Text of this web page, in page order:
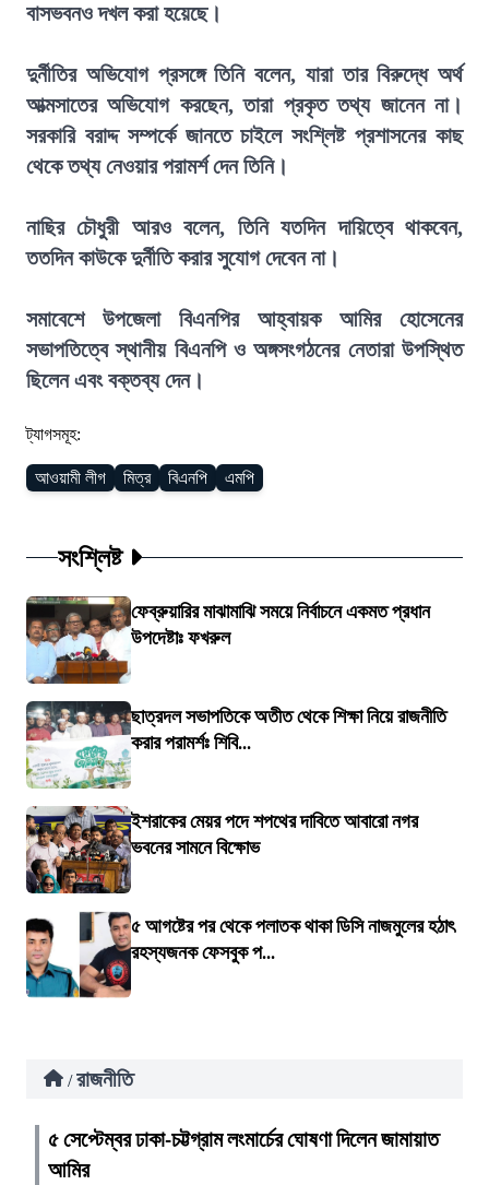
বাসভবনও দখল করা হয়েছে।
দুর্নীতির অভিযোগ প্রসঙ্গে তিনি বলেন, যারা তার বিরুদ্ধে অর্থ
আত্মসাতের অভিযোগ করছেন, তারা প্রকৃত তথ্য জানেন না।
সরকারি বরাদ্দ সম্পর্কে জানতে চাইলে সংশ্লিষ্ট প্রশাসনের কাছ
থেকে তথ্য নেওয়ার পরামর্শ দেন তিনি।
নাছির চৌধুরী আরও বলেন, তিনি যতদিন দায়িত্বে থাকবেন,
ততদিন কাউকে দুর্নীতি করার সুযোগ দেবেন না।
সমাবেশে উপজেলা বিএনপির আহ্বায়ক আমির হোসেনের
সভাপতিত্বে স্থানীয় বিএনপি ও অঙ্গসংগঠনের নেতারা উপস্থিত
ছিলেন এবং বক্তব্য দেন।
ট্যাগসমূহ:
আওয়ামী লীগ মিত্র বিএনপি এমপি
সংশ্লিষ্ট
ফেব্রুয়ারির মাঝামাঝি সময়ে নির্বাচনে একমত প্রধান
উপদেষ্টাঃ ফখরুল
ছাত্রদল সভাপতিকে অতীত থেকে শিক্ষা নিয়ে রাজনীতি
করার পরামর্শঃ শিবি...
ইশরাকের মেয়র পদে শপথের দাবিতে আবারো নগর
ভবনের সামনে বিক্ষোভ
৫ আগষ্টের পর থেকে পলাতক থাকা ডিসি নাজমুলের হঠাৎ
রহস্যজনক ফেসবুক প...
/ রাজনীতি
৫ সেপ্টেম্বর ঢাকা-চট্টগ্রাম লংমার্চের ঘোষণা দিলেন জামায়াত
আমির